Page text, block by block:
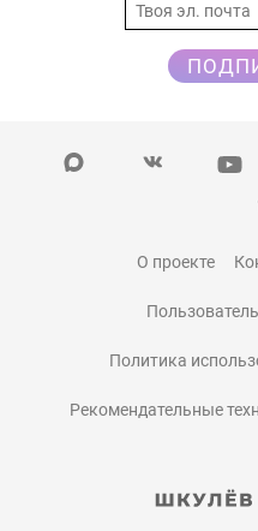
О проекте
Политика
Рекомендательные